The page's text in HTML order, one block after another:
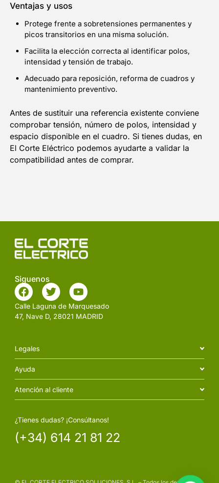
Ventajas y usos
Protege frente a sobretensiones permanentes y
picos transitorios en una misma solución.
Facilita la elección correcta al identificar polos,
intensidad y tensión de trabajo.
Adecuado para reposición, reforma de cuadros y
mantenimiento preventivo.
Antes de sustituir una referencia existente conviene
comprobar tensión, número de polos, intensidad y
espacio disponible en el cuadro. Si tienes dudas, en
El Corte Eléctrico podemos ayudarte a validar la
compatibilidad antes de comprar.
Siguenos
Calle Laguna de Marquesado
47, Nave D, 28021 MADRID
Legales
Ayuda
Atención al cliente
¿Tienes dudas? ¡Consúltanos!
(+34) 614 21 81 22